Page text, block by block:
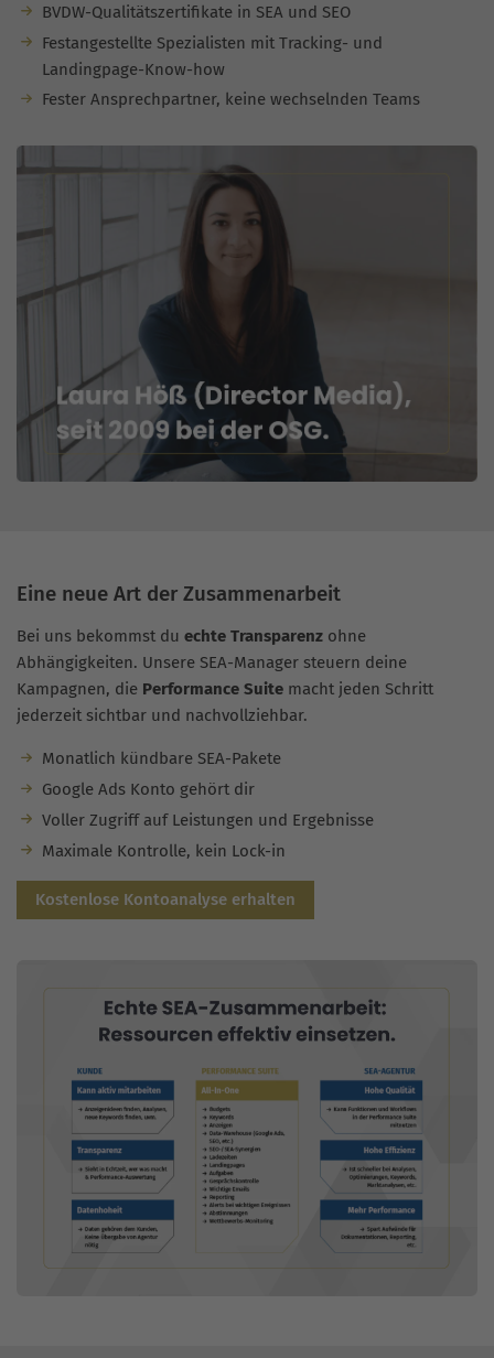
BVDW-Qualitätszertifikate in SEA und SEO
Festangestellte Spezialisten mit Tracking- und
Landingpage-Know-how
Fester Ansprechpartner, keine wechselnden Teams
Eine neue Art der Zusammenarbeit
Bei uns bekommst du echte Transparenz ohne
Abhängigkeiten. Unsere SEA-Manager steuern deine
Kampagnen, die Performance Suite macht jeden Schritt
jederzeit sichtbar und nachvollziehbar.
Monatlich kündbare SEA-Pakete
Google Ads Konto gehört dir
Voller Zugriff auf Leistungen und Ergebnisse
Maximale Kontrolle, kein Lock-in
Kostenlose Kontoanalyse erhalten